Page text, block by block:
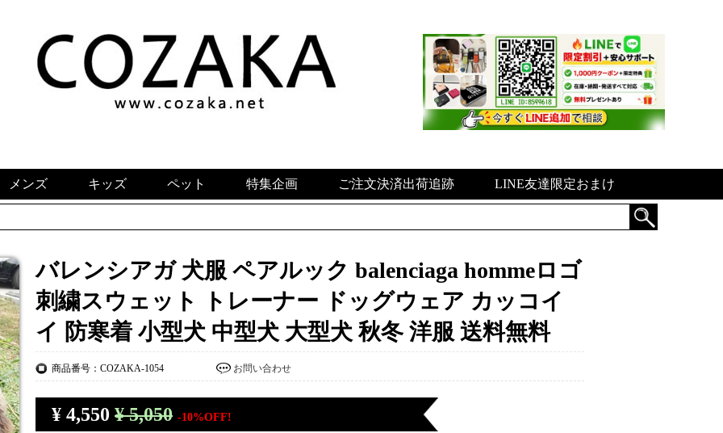
メンズ キッズ ペット 特集企画 ご注文決済出荷追跡 LINE友達限定おまけ
バレンシアガ 犬服 ペアルック balenciaga hommeロゴ
刺繍スウェット トレーナー ドッグウェア カッコイ
イ 防寒着 小型犬 中型犬 大型犬 秋冬 洋服 送料無料
商品番号：COZAKA-1054 お問い合わせ
¥ 4,550 ¥ 5,050 -10%OFF!